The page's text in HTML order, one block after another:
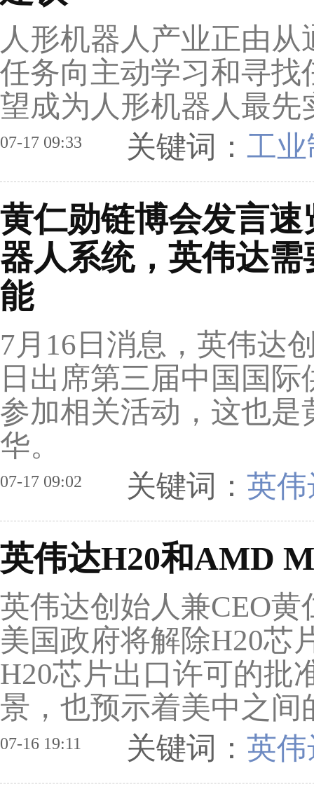
人形机器人产业正由
任务向主动学习和寻
望成为人形机器人最
07-17 09:33 关键词： 工
黄仁勋链博会发言
器人系统，英伟达
能
7月16日消息，英伟达
日出席第三届中国国
参加相关活动，这也
华。
07-17 09:02 关键词： 英
英伟达H20和AMD
英伟达创始人兼CEO
美国政府将解除H20芯
H20芯片出口许可的批
景，也预示着美中之
07-16 19:11 关键词： 英